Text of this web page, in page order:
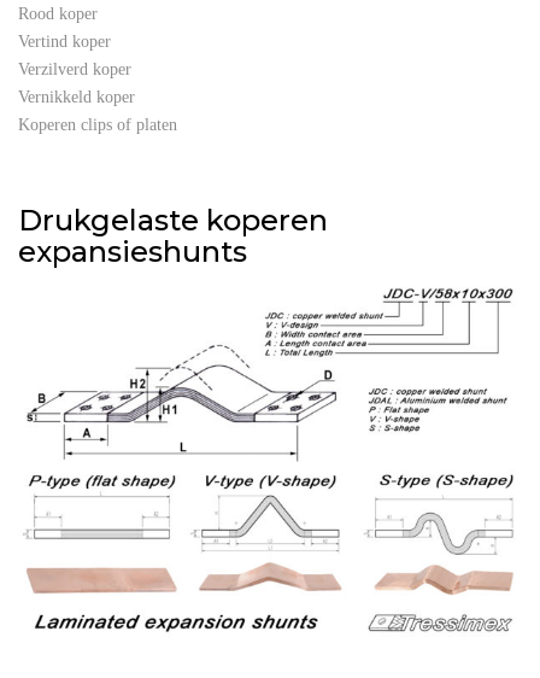
Rood koper
Vertind koper
Verzilverd koper
Vernikkeld koper
Koperen clips of platen
Drukgelaste koperen
expansieshunts